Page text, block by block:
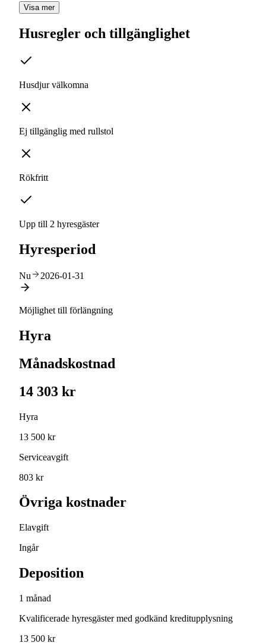
Visa mer
Husregler och tillgänglighet
Husdjur välkomna
Ej tillgänglig med rullstol
Rökfritt
Upp till 2 hyresgäster
Hyresperiod
Nu 2026-01-31
Möjlighet till förlängning
Hyra
Månadskostnad
14 303 kr
Hyra
13 500 kr
Serviceavgift
803 kr
Övriga kostnader
Elavgift
Ingår
Deposition
1 månad
Kvalificerade hyresgäster med godkänd kreditupplysning
13 500 kr